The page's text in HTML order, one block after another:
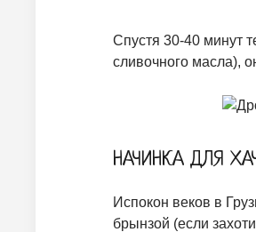
Спустя 30-40 минут
сливочного масла),
НАЧИНКА ДЛЯ
Испокон веков в
брынзой (если